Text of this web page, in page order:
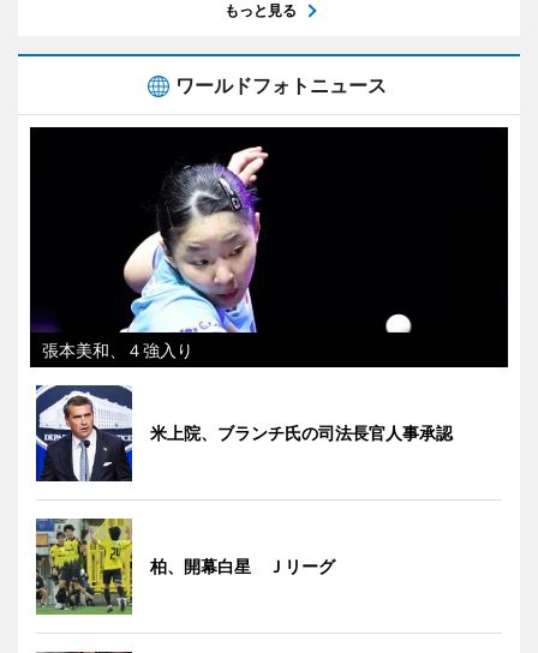
もっと見る
ワールドフォトニュース
張本美和、４強入り
米上院、ブランチ氏の司法長官人事承認
柏、開幕白星 Ｊリーグ